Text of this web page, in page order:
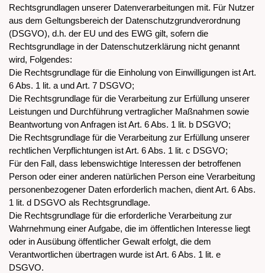
Rechtsgrundlagen unserer Datenverarbeitungen mit. Für Nutzer
aus dem Geltungsbereich der Datenschutzgrundverordnung
(DSGVO), d.h. der EU und des EWG gilt, sofern die
Rechtsgrundlage in der Datenschutzerklärung nicht genannt
wird, Folgendes:
Die Rechtsgrundlage für die Einholung von Einwilligungen ist Art.
6 Abs. 1 lit. a und Art. 7 DSGVO;
Die Rechtsgrundlage für die Verarbeitung zur Erfüllung unserer
Leistungen und Durchführung vertraglicher Maßnahmen sowie
Beantwortung von Anfragen ist Art. 6 Abs. 1 lit. b DSGVO;
Die Rechtsgrundlage für die Verarbeitung zur Erfüllung unserer
rechtlichen Verpflichtungen ist Art. 6 Abs. 1 lit. c DSGVO;
Für den Fall, dass lebenswichtige Interessen der betroffenen
Person oder einer anderen natürlichen Person eine Verarbeitung
personenbezogener Daten erforderlich machen, dient Art. 6 Abs.
1 lit. d DSGVO als Rechtsgrundlage.
Die Rechtsgrundlage für die erforderliche Verarbeitung zur
Wahrnehmung einer Aufgabe, die im öffentlichen Interesse liegt
oder in Ausübung öffentlicher Gewalt erfolgt, die dem
Verantwortlichen übertragen wurde ist Art. 6 Abs. 1 lit. e
DSGVO.